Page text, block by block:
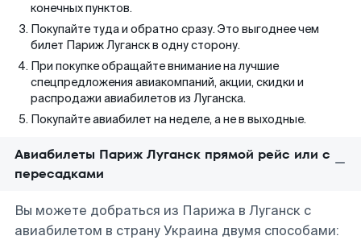
конечных пунктов.
Покупайте туда и обратно сразу. Это выгоднее чем
билет Париж Луганск в одну сторону.
При покупке обращайте внимание на лучшие
спецпредложения авиакомпаний, акции, скидки и
распродажи авиабилетов из Луганска.
Покупайте авиабилет на неделе, а не в выходные.
Авиабилеты Париж Луганск прямой рейс или с
пересадками
Вы можете добраться из Парижа в Луганск с
авиабилетом в страну Украина двумя способами: